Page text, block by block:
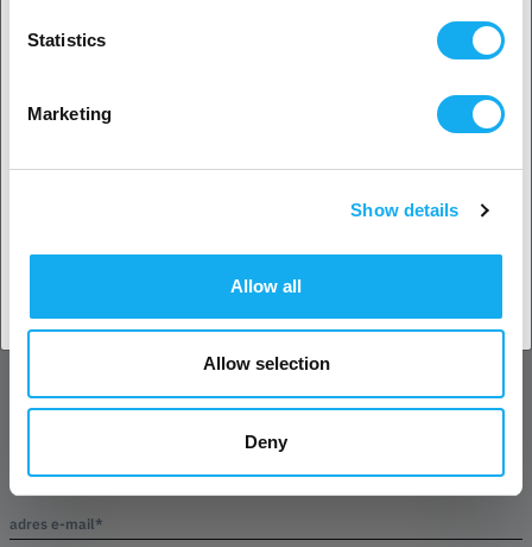
Statistics
Marketing
Show details
Allow all
Allow selection
Deny
adres e-mail*